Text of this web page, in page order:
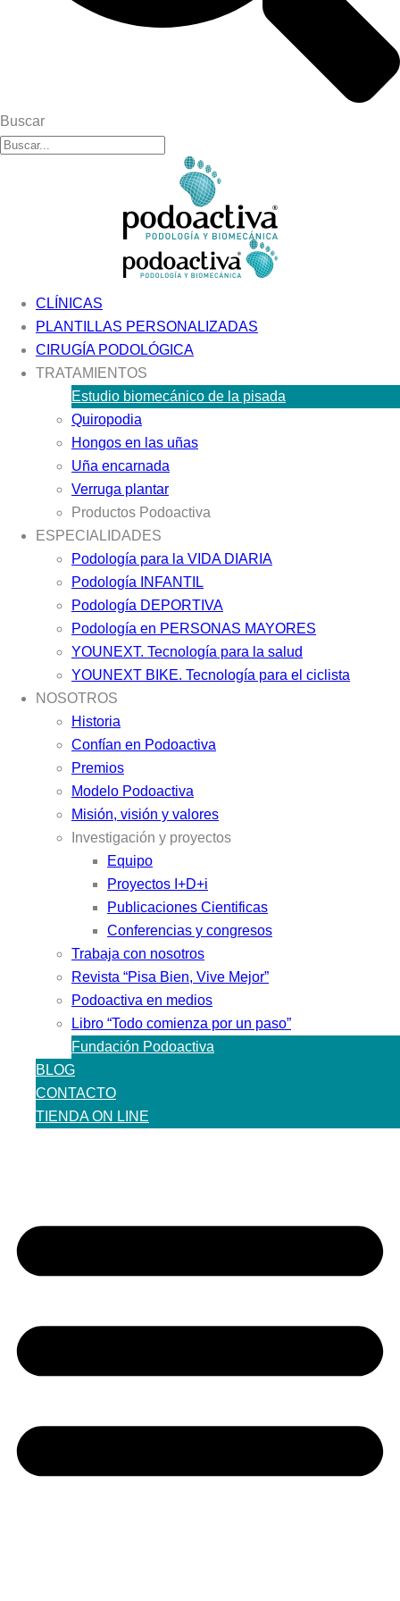
Buscar
CLÍNICAS
PLANTILLAS PERSONALIZADAS
CIRUGÍA PODOLÓGICA
TRATAMIENTOS
Estudio biomecánico de la pisada
Quiropodia
Hongos en las uñas
Uña encarnada
Verruga plantar
Productos Podoactiva
ESPECIALIDADES
Podología para la VIDA DIARIA
Podología INFANTIL
Podología DEPORTIVA
Podología en PERSONAS MAYORES
YOUNEXT. Tecnología para la salud
YOUNEXT BIKE. Tecnología para el ciclista
NOSOTROS
Historia
Confían en Podoactiva
Premios
Modelo Podoactiva
Misión, visión y valores
Investigación y proyectos
Equipo
Proyectos I+D+i
Publicaciones Cientificas
Conferencias y congresos
Trabaja con nosotros
Revista “Pisa Bien, Vive Mejor”
Podoactiva en medios
Libro “Todo comienza por un paso”
Fundación Podoactiva
BLOG
CONTACTO
TIENDA ON LINE